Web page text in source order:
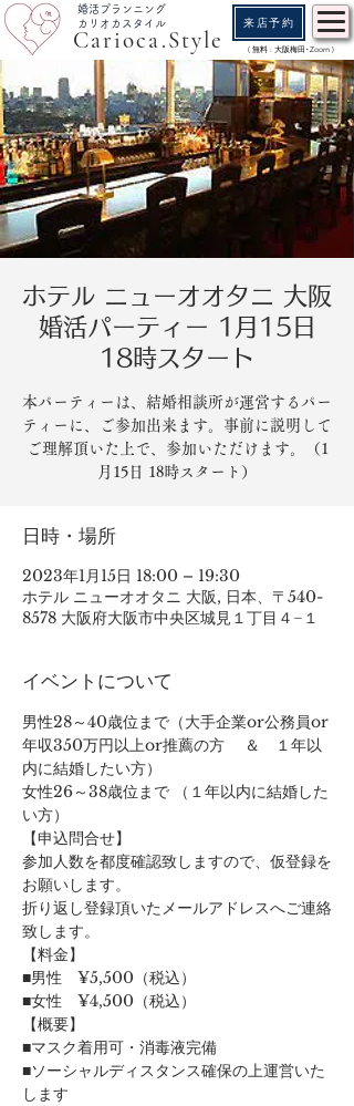
婚活プランニング
カリオカスタイル
Carioca.Style
来店予約
( 無料 : 大阪梅田･Zoom )
ホテル ニューオオタニ 大阪
婚活パーティー 1月15日
18時スタート
本パーティーは、結婚相談所が運営するパー
ティーに、ご参加出来ます。事前に説明して
ご理解頂いた上で、参加いただけます。（1
月15日 18時スタート）
日時・場所
2023年1月15日 18:00 – 19:30
ホテル ニューオオタニ 大阪, 日本、〒540-
8578 大阪府大阪市中央区城見１丁目４−１
イベントについて
男性28～40歳位まで（大手企業or公務員or
年収350万円以上or推薦の方　 ＆　１年以
内に結婚したい方）
女性26～38歳位まで （１年以内に結婚した
い方）
【申込問合せ】
参加人数を都度確認致しますので、仮登録を
お願いします。
折り返し登録頂いたメールアドレスへご連絡
致します。
【料金】
■男性　¥5,500（税込）
■女性　¥4,500（税込）
【概要】
■マスク着用可・消毒液完備
■ソーシャルディスタンス確保の上運営いた
します